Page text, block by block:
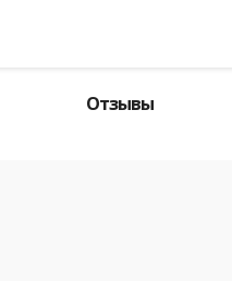
Отзывы